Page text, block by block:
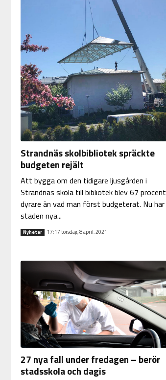
Strandnäs skolbibliotek spräckte
budgeten rejält
Att bygga om den tidigare ljusgården i
Strandnäs skola till bibliotek blev 67 procent
dyrare än vad man först budgeterat. Nu har
staden nya...
Nyheter 17:17 torsdag, 8 april, 2021
27 nya fall under fredagen – berör
stadsskola och dagis